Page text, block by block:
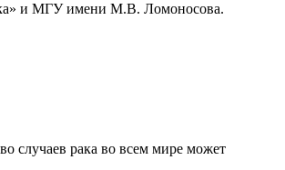
и МГУ имени М.В. Ломоносова.
случаев рака во всем мире может